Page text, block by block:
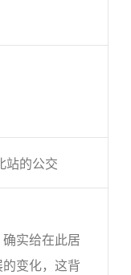
站的公交
实给在此居
变化，这背